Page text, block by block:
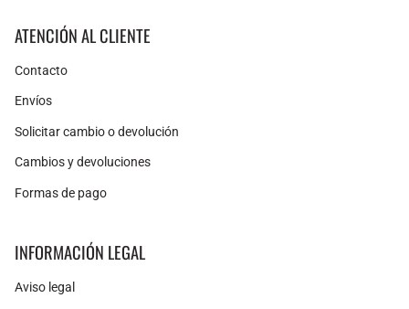
ATENCIÓN AL CLIENTE
Contacto
Envíos
Solicitar cambio o devolución
Cambios y devoluciones
Formas de pago
INFORMACIÓN LEGAL
Aviso legal